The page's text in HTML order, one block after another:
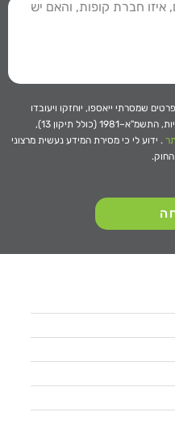
שמסרתי ייאספו, יוחזקו ויעובדו
במאגר מידע בהתאם להוראות חוק הגנת הפרטיות, התשמ"א–1981 (כולל תיקון 13),
. ידוע לי כי מסירת המידע נעשית מרצוני
החוק.